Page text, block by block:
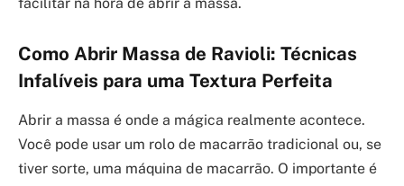
Como Abrir Massa de Ravioli: Técnicas
Infalíveis para uma Textura Perfeita
Abrir a massa é onde a mágica realmente acontece.
Você pode usar um rolo de macarrão tradicional ou, se
tiver sorte, uma máquina de macarrão. O importante é